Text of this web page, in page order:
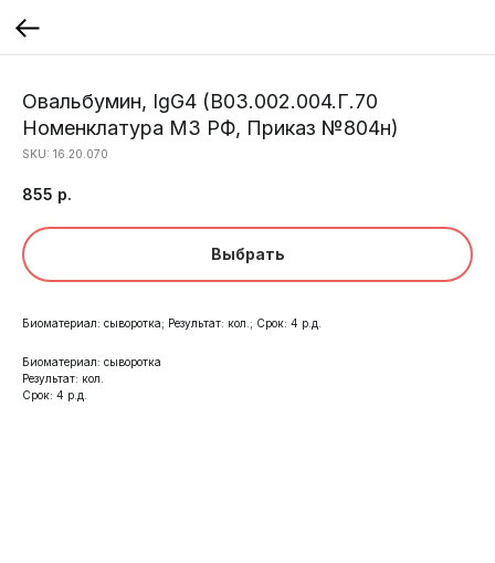
Овальбумин, IgG4 (B03.002.004.Г.70
Номенклатура МЗ РФ, Приказ №804н)
SKU: 16.20.070
855 р.
Выбрать
Биоматериал: сыворотка; Результат: кол.; Срок: 4 р.д.
Биоматериал: сыворотка
Результат: кол.
Срок: 4 р.д.